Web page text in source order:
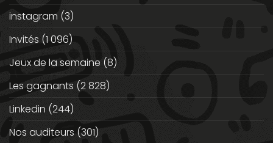
instagram (3)
Invités (1 096)
Jeux de la semaine (8)
Les gagnants (2 828)
Linkedin (244)
Nos auditeurs (301)